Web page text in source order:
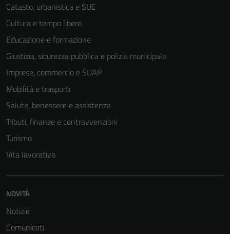
Catasto, urbanistica e SUE
Cultura e tempo libero
Educazione e formazione
Giustizia, sicurezza pubblica e polizia municipale
Imprese, commercio e SUAP
Mobilità e trasporti
Salute, benessere e assistenza
Tributi, finanze e contravvenzioni
Turismo
Vita lavorativa
NOVITÀ
Notizie
Comunicati